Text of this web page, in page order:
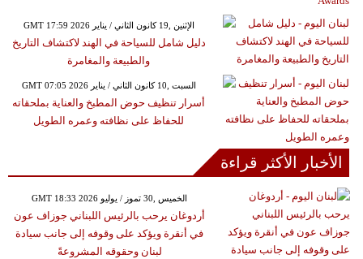
GMT 17:59 2026 الإثنين ,19 كانون الثاني / يناير
دليل شامل للسياحة في الهند لاكتشاف التاريخ
والطبيعة والمغامرة
GMT 07:05 2026 السبت ,10 كانون الثاني / يناير
أسرار تنظيف حوض المطبخ والعناية بملحقاته
للحفاظ على نظافته وعمره الطويل
الأخبار الأكثر قراءة
GMT 18:33 2026 الخميس ,30 تموز / يوليو
أردوغان يرحب بالرئيس اللبناني جوزاف عون
في أنقرة ويؤكد على وقوفه إلى جانب سيادة
لبنان وحقوقه المشروعةً